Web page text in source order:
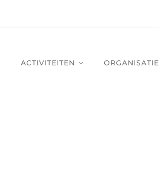
ACTIVITEITEN ORGANISATIE